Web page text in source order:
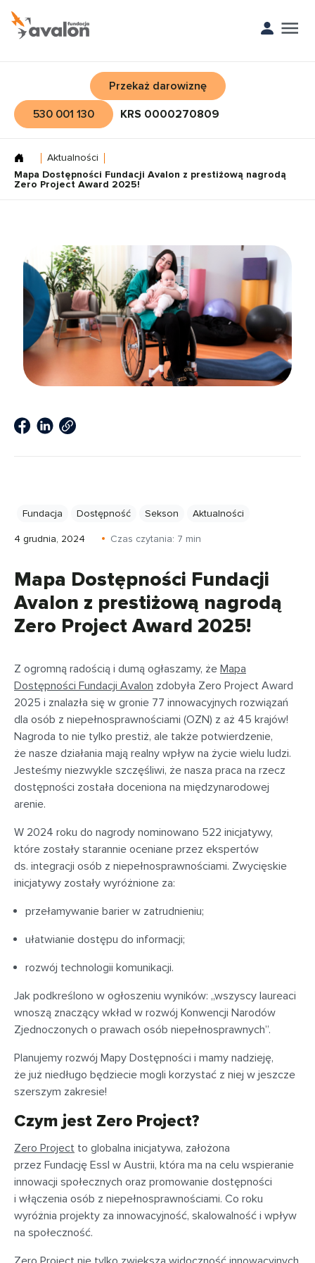
Przekaż darowiznę
530 001 130
KRS 0000270809
Aktualności
Mapa Dostępności Fundacji Avalon z prestiżową nagrodą
Zero Project Award 2025!
Fundacja Dostępność Sekson Aktualności
4 grudnia, 2024 Czas czytania: 7 min
Mapa Dostępności Fundacji
Avalon z prestiżową nagrodą
Zero Project Award 2025!
Z ogromną radością i dumą ogłaszamy, że Mapa
Dostępności Fundacji Avalon zdobyła Zero Project Award
2025 i znalazła się w gronie 77 innowacyjnych rozwiązań
dla osób z niepełnosprawnościami (OZN) z aż 45 krajów!
Nagroda to nie tylko prestiż, ale także potwierdzenie,
że nasze działania mają realny wpływ na życie wielu ludzi.
Jesteśmy niezwykle szczęśliwi, że nasza praca na rzecz
dostępności została doceniona na międzynarodowej
arenie.
W 2024 roku do nagrody nominowano 522 inicjatywy,
które zostały starannie oceniane przez ekspertów
ds. integracji osób z niepełnosprawnościami. Zwycięskie
inicjatywy zostały wyróżnione za:
przełamywanie barier w zatrudnieniu;
ułatwianie dostępu do informacji;
rozwój technologii komunikacji.
Jak podkreślono w ogłoszeniu wyników: „wszyscy laureaci
wnoszą znaczący wkład w rozwój Konwencji Narodów
Zjednoczonych o prawach osób niepełnosprawnych”.
Planujemy rozwój Mapy Dostępności i mamy nadzieję,
że już niedługo będziecie mogli korzystać z niej w jeszcze
szerszym zakresie!
Czym jest Zero Project?
Zero Project to globalna inicjatywa, założona
przez Fundację Essl w Austrii, która ma na celu wspieranie
innowacji społecznych oraz promowanie dostępności
i włączenia osób z niepełnosprawnościami. Co roku
wyróżnia projekty za innowacyjność, skalowalność i wpływ
na społeczność.